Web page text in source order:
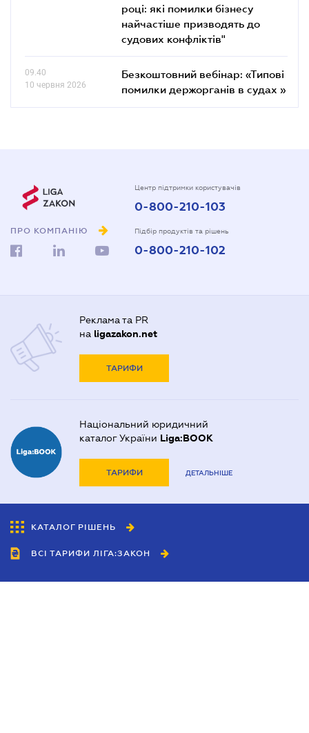
році: які помилки бізнесу
найчастіше призводять до
судових конфліктів"
09.40
10 червня 2026
Безкоштовний вебінар: «Типові
помилки держорганів в судах »
ПРО КОМПАНІЮ
Центр підтримки користувачів
0-800-210-103
Підбір продуктів та рішень
0-800-210-102
Реклама та PR
на ligazakon.net
ТАРИФИ
Національний юридичний
каталог України Liga:BOOK
ТАРИФИ ДЕТАЛЬНІШЕ
КАТАЛОГ РІШЕНЬ
ВСІ ТАРИФИ ЛІГА:ЗАКОН